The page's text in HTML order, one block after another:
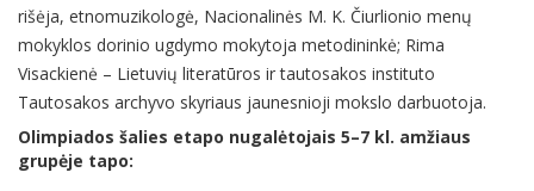
rišėja, etnomuzikologė, Nacionalinės M. K. Čiurlionio menų
mokyklos dorinio ugdymo mokytoja metodininkė; Rima
Visackienė – Lietuvių literatūros ir tautosakos instituto
Tautosakos archyvo skyriaus jaunesnioji mokslo darbuotoja.
Olimpiados šalies etapo nugalėtojais 5–7 kl. amžiaus
grupėje tapo: